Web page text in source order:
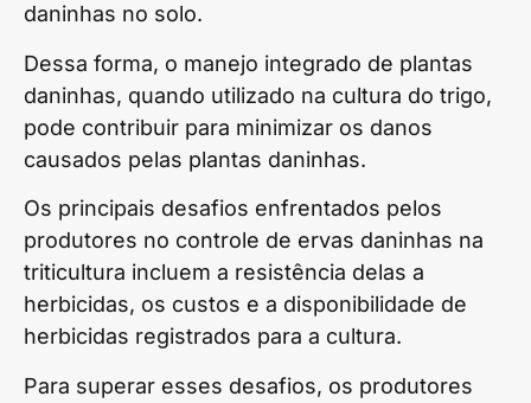
daninhas no solo.
Dessa forma, o manejo integrado de plantas
daninhas, quando utilizado na cultura do trigo,
pode contribuir para minimizar os danos
causados pelas plantas daninhas.
Os principais desafios enfrentados pelos
produtores no controle de ervas daninhas na
triticultura incluem a resistência delas a
herbicidas, os custos e a disponibilidade de
herbicidas registrados para a cultura.
Para superar esses desafios, os produtores